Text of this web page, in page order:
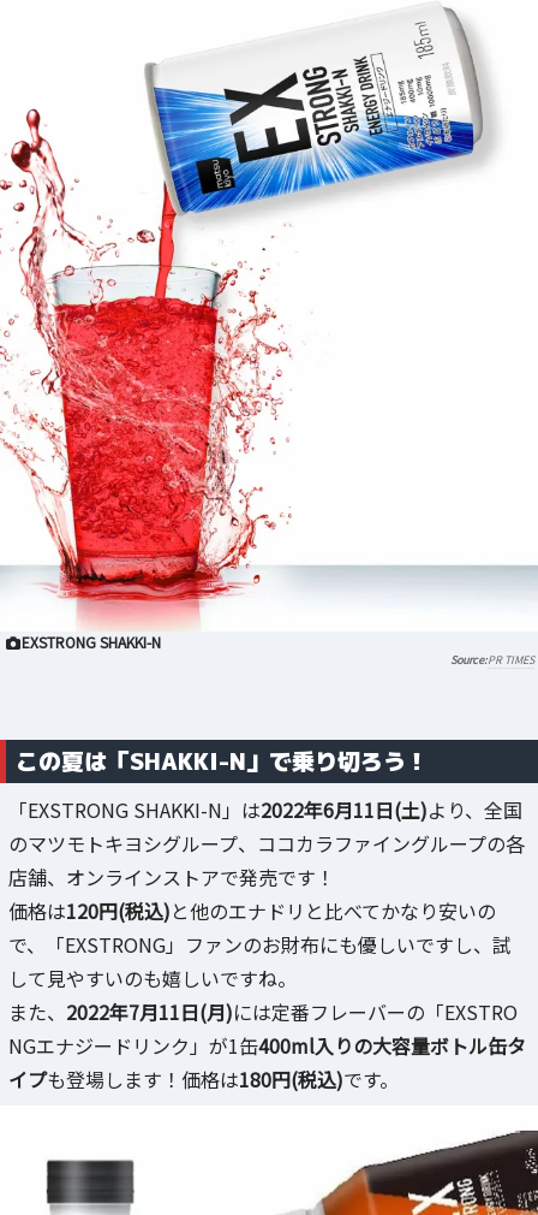
EXSTRONG SHAKKI-N
PR TIMES
この夏は「SHAKKI-N」で乗り切ろう！
「EXSTRONG SHAKKI-N」は2022年6月11日(土)より、全国
のマツモトキヨシグループ、ココカラファイングループの各
店舗、オンラインストアで発売です！
価格は120円(税込)と他のエナドリと比べてかなり安いの
で、「EXSTRONG」ファンのお財布にも優しいですし、試
して見やすいのも嬉しいですね。
また、 2022年7月11日(月)には定番フレーバーの「EXSTRO
NGエナジードリンク」が1缶400ml入りの大容量ボトル缶タ
イプも登場します！価格は180円(税込)です。